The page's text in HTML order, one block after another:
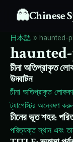
👻Chinese
日本語 » haunted-
চীনা অতিপ্রাকৃত
উদ্ঘাটন
চীনা অতিপ্রাকৃত
ট্যাপেস্ট্রি অন্বেষণ
চীনের ভূত শহর:
পরিত্যক্ত স্থান এবং